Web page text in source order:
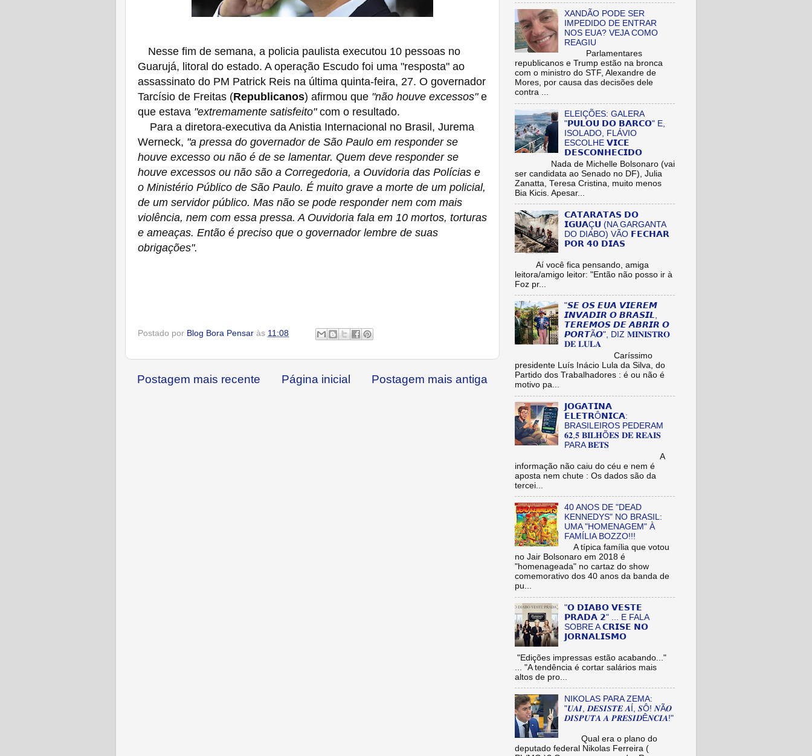
Nesse fim de semana, a policia paulista executou 10 pessoas no
Guarujá, litoral do estado. A operação Escudo foi uma "resposta" ao
assassinato do PM Patrick Reis na última quinta-feira, 27. O governador
Tarcísio de Freitas (Republicanos) afirmou que "não houve excessos"e
que estava "extremamente satisfeito" com o resultado.
Para a diretora-executiva da Anistia Internacional no Brasil, Jurema
Werneck, "a pressa do governador de São Paulo em responder se
houve excesso ou não é de se lamentar. Quem deve responder se
houve excessos ou não são a Corregedoria, a Ouvidoria das Polícias e
o Ministério Público de São Paulo. É muito grave a morte de um policial,
de um servidor público. Mas não se pode responder nem com mais
violência, nem com essa pressa. A Ouvidoria fala em 10 mortos, torturas
e ameaças. Então é preciso que o governador lembre de suas
obrigações".
Postado por Blog Bora Pensar às 11:08
Postagem mais recente Postagem mais antiga
Página inicial
XANDÃO PODE SER
IMPEDIDO DE ENTRAR
NOS EUA? VEJA COMO
REAGIU
Parlamentares
republicanos e Trump estão na bronca
com o ministro do STF, Alexandre de
Mores, por causa das decisões dele
contra ...
ELEIÇÕES: GALERA
"𝗣𝗨𝗟𝗢𝗨 𝗗𝗢 𝗕𝗔𝗥𝗖𝗢" E,
ISOLADO, FLÁVIO
ESCOLHE 𝗩𝗜𝗖𝗘
𝗗𝗘𝗦𝗖𝗢𝗡𝗛𝗘𝗖𝗜𝗗𝗢
Nada de Michelle Bolsonaro (vai
ser candidata ao Senado no DF), Julia
Zanatta, Teresa Cristina, muito menos
Bia Kicis. Apesar...
𝗖𝗔𝗧𝗔𝗥𝗔𝗧𝗔𝗦 𝗗𝗢
𝗜𝗚𝗨𝗔Ç𝗨 (NA GARGANTA
DO DIABO) VÃO 𝗙𝗘𝗖𝗛𝗔𝗥
𝗣𝗢𝗥 𝟰𝟬 𝗗𝗜𝗔𝗦
Aí você fica pensando, amiga
leitora/amigo leitor: "Então não posso ir à
Foz pr...
"𝙎𝙀 𝙊𝙎 𝙀𝙐𝘼 𝙑𝙄𝙀𝙍𝙀𝙈
𝙄𝙉𝙑𝘼𝘿𝙄𝙍 𝙊 𝘽𝙍𝘼𝙎𝙄𝙇,
𝙏𝙀𝙍𝙀𝙈𝙊𝙎 𝘿𝙀 𝘼𝘽𝙍𝙄𝙍 𝙊
𝙋𝙊𝙍𝙏Ã𝙊", DIZ 𝐌𝐈𝐍𝐈𝐒𝐓𝐑𝐎
𝐃𝐄 𝐋𝐔𝐋𝐀
Caríssimo
presidente Luís Inácio Lula da Silva, do
Partido dos Trabalhadores : é ou não é
motivo pa...
𝗝𝗢𝗚𝗔𝗧𝗜𝗡𝗔
𝗘𝗟𝗘𝗧𝗥Ô𝗡𝗜𝗖𝗔:
BRASILEIROS PEDERAM
𝟔𝟐,𝟓 𝐁𝐈𝐋𝐇Õ𝐄𝐒 𝐃𝐄 𝐑𝐄𝐀𝐈𝐒
PARA 𝐁𝐄𝐓𝐒
A
informação não caiu do céu e nem é
aposta nem chute : Os dados são da
tercei...
40 ANOS DE "DEAD
KENNEDYS" NO BRASIL:
UMA "HOMENAGEM" À
FAMÍLIA BOZZO!!!
A típica família que votou
no Jair Bolsonaro em 2018 é
"homenageada" no cartaz do show
comemorativo dos 40 anos da banda de
pu...
"𝗢 𝗗𝗜𝗔𝗕𝗢 𝗩𝗘𝗦𝗧𝗘
𝗣𝗥𝗔𝗗𝗔 𝟮" ... E FALA
SOBRE A 𝗖𝗥𝗜𝗦𝗘 𝗡𝗢
𝗝𝗢𝗥𝗡𝗔𝗟𝗜𝗦𝗠𝗢
"Edições impressas estão acabando..."
... "A tendência é cortar salários mais
altos de pro...
NIKOLAS PARA ZEMA:
"𝑼𝑨𝑰, 𝑫𝑬𝑺𝑰𝑺𝑻𝑬 𝑨Í, 𝑺Ô! 𝑵Ã𝑶
𝑫𝑰𝑺𝑷𝑼𝑻𝑨 𝑨 𝑷𝑹𝑬𝑺𝑰𝑫Ê𝑵𝑪𝑰𝑨!"
Qual era o plano do
deputado federal Nikolas Ferreira (